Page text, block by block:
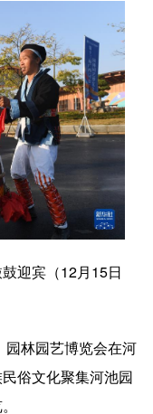
体育
军事
政务
化 数字经济
溯源中国
会展
网 上市公司
迎宾（12月15日
林园艺博览会在河
俗文化聚集河池园